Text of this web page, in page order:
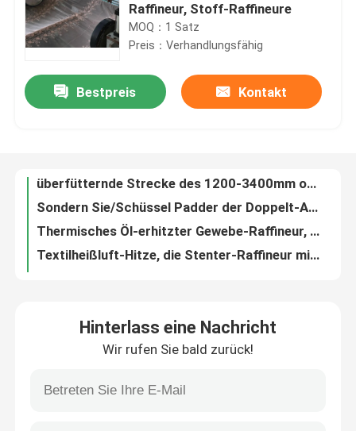
Produkte
Über uns
Treten Sie mit uns in Verbindung
Nachrichten
Fordern Sie ein Zitat
Raffineur, Stoff-Raffineure
MOQ：1 Satz
Preis：Verhandlungsfähig
Bestpreis Kontakt
Sondern Sie/Schüssel Padder der Doppelt-Antriebs-Maschenware-Hitze-Einstellungs-Maschinen-zwei aus
Thermisches Öl-erhitzter Gewebe-Raffineur, automatische Tür-Textilveredlungs-Ausrüstung
Textilheißluft-Hitze, die Stenter-Raffineur mit PLC-Kontrollsystem einstellt
Anti- Stenter-Textilmaschine energiesparendes ISO9001 der hohen Temperatur
Hinterlass eine Nachricht
Wir rufen Sie bald zurück!